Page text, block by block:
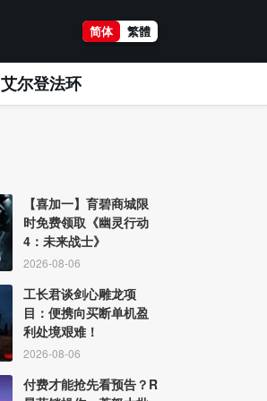
简体 繁體
艾尔登法环
【喜加一】育碧商城限
时免费领取《幽灵行动
4：未来战士》
2026-08-06
工长君谈剑心雕龙项
目：便携向买断单机盈
利处境艰难！
2026-08-06
付费才能抢先看预告？R